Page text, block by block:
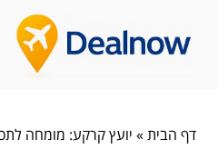
דף הבית» יועץ קרקע: מומחה